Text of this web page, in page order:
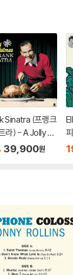
Sinatra (프랭크
라) - A Jolly C
From Fran
39,900원